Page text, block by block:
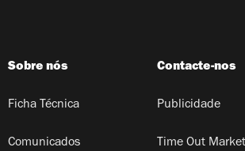
Sobre nós
Ficha Técnica
Comunicados
Contacte-nos
Publicidade
Time Out Market